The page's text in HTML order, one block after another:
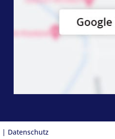
| Datenschutz